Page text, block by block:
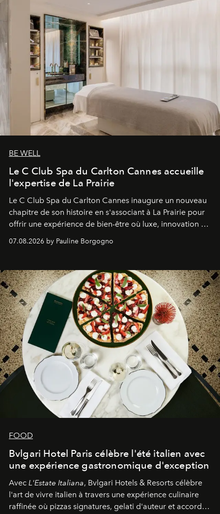
BE WELL
Le C Club Spa du Carlton Cannes accueille
l'expertise de La Prairie
Le C Club Spa du Carlton Cannes inaugure un nouveau
chapitre de son histoire en s'associant à La Prairie pour
offrir une expérience de bien-être où luxe, innovation et
expertise se rencontrent.
07.08.2026 by Pauline Borgogno
FOOD
Bvlgari Hotel Paris célèbre l'été italien avec
une expérience gastronomique d'exception
Avec L'Estate Italiana, Bvlgari Hotels & Resorts célèbre
l'art de vivre italien à travers une expérience culinaire
raffinée où pizzas signatures, gelati d'auteur et accords